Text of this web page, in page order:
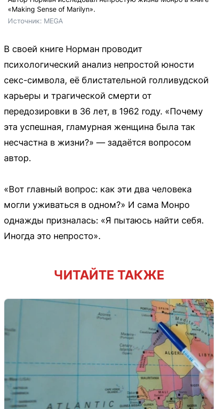
«Making Sense of Marilyn».
Источник: MEGA
В своей книге Норман проводит
психологический анализ непростой юности
секс-символа, её блистательной голливудской
карьеры и трагической смерти от
передозировки в 36 лет, в 1962 году. «Почему
эта успешная, гламурная женщина была так
несчастна в жизни?» — задаётся вопросом
автор.
«Вот главный вопрос: как эти два человека
могли уживаться в одном?» И сама Монро
однажды призналась: «Я пытаюсь найти себя.
Иногда это непросто».
ЧИТАЙТЕ ТАКЖЕ